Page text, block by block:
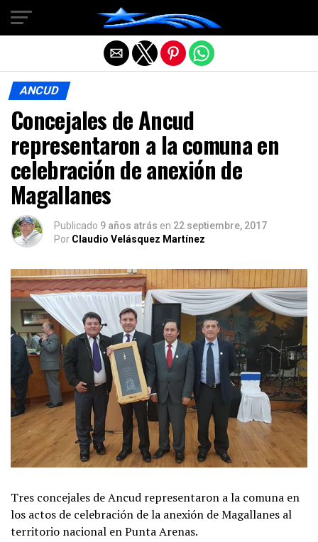
ANCUD
Concejales de Ancud
representaron a la comuna en
celebración de anexión de
Magallanes
Publicado 9 años atrás en 22 septiembre, 2017
Por Claudio Velásquez Martínez
Tres concejales de Ancud representaron a la comuna en
los actos de celebración de la anexión de Magallanes al
territorio nacional en Punta Arenas.
Salir de la versión móvil